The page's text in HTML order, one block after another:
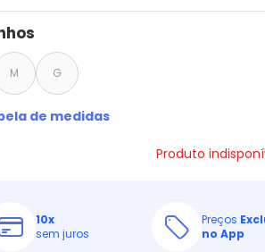
M G
de medidas
Produto
10x
sem juros
Preços
no App